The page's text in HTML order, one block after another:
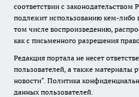
соответствии с законодательством
подлежит использованию кем-либо
том числе воспроизведению,
как с письменного разрешения
Редакция портала не несет
пользователей, а также материалы
новости". Политика
данных пользователей.